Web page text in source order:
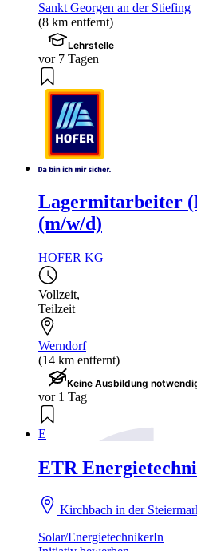
Sankt Georgen an der Stiefing
(8 km entfernt)
Lehrstelle
vor 7 Tagen
Lagermitarbeiter
(m/w/d)
HOFER KG
Vollzeit,
Teilzeit
Werndorf
(14 km entfernt)
Keine Ausbildung
vor 1 Tag
E
ETR
Kirchbach in der
Solar/EnergietechnikerIn